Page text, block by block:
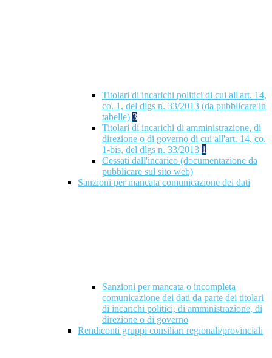
Titolari di incarichi politici di cui all'art. 14,
co. 1, del dlgs n. 33/2013 (da pubblicare in
tabelle) 3
Titolari di incarichi di amministrazione, di
direzione o di governo di cui all'art. 14, co.
1-bis, del dlgs n. 33/2013 1
Cessati dall'incarico (documentazione da
pubblicare sul sito web)
Sanzioni per mancata comunicazione dei dati
Sanzioni per mancata o incompleta
comunicazione dei dati da parte dei titolari
di incarichi politici, di amministrazione, di
direzione o di governo
Rendiconti gruppi consiliari regionali/provinciali